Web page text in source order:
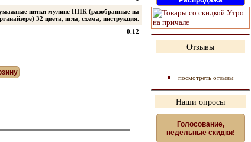
нитки мулине ПНК (разобранные на
32 цвета, игла, схема, инструкция.
0.12
Отзывы
посмотреть отзывы
Наши опросы
Голосование,
недельные скидки!